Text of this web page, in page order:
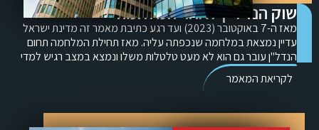
שוק הנדל"ן לאחר המלחמה
מאז ה-7 באוקטובר (2023) ועד רגע כתיבת מאמר זה מדינת ישראל
עדיין נמצאת במלחמה שנכפתה עליה. מאז תחילת המלחמה תחום
הנדל"ן עובר גם הוא לא מעט טלטלות משלו ונמצא במצב רגיש למדי
לקריאת המאמר